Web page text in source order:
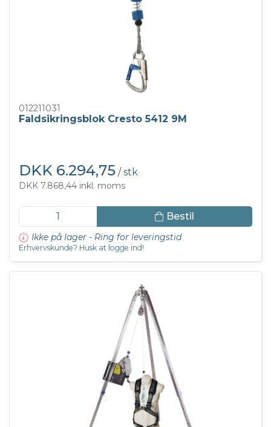
012211031
Faldsikringsblok Cresto 5412 9M
DKK 6.294,75 / stk
DKK 7.868,44 inkl. moms
Bestil
Ikke på lager - Ring for leveringstid
Erhvervskunde? Husk at logge ind!